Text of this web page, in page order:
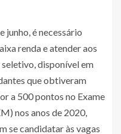
junho, é necessário
renda e atender aos
disponível em
que obtiveram
a 500 pontos no Exame
nos anos de 2020,
se candidatar às vagas